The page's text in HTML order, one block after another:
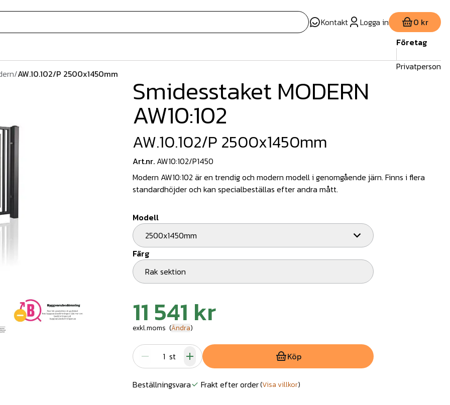
Kontakt Logga in 0 kr
Företag
Privatperson
/AW.10.102/P 2500x1450mm Smidesstaket MODERN
AW10:102
AW.10.102/P 2500x1450mm
Art.nr. AW10:102/P1450
Modern AW10:102 är en trendig och modern modell i genomgående järn. Finns i flera
standardhöjder och kan specialbeställas efter andra mått.
Modell
2500x1450mm
Färg
Rak sektion
11 541 kr
exkl.moms (Ändra)
st Köp
Beställningsvara Frakt efter order(Visa villkor)